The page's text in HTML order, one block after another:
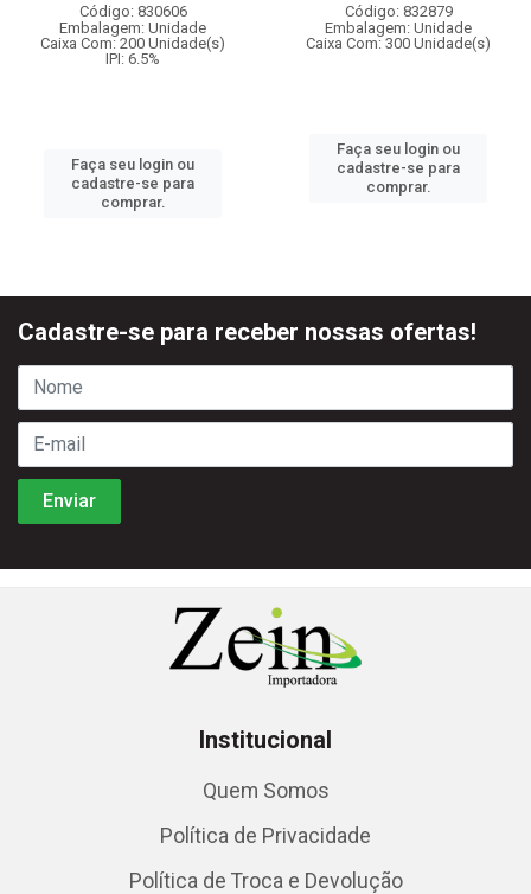
Código: 830606
Embalagem: Unidade
Caixa Com: 200 Unidade(s)
IPI: 6.5%
Faça seu login ou
cadastre-se para
comprar.
Código: 832879
Embalagem: Unidade
Caixa Com: 300 Unidade(s)
Faça seu login ou
cadastre-se para
comprar.
Cadastre-se para receber nossas ofertas!
Institucional
Quem Somos
Política de Privacidade
Política de Troca e Devolução